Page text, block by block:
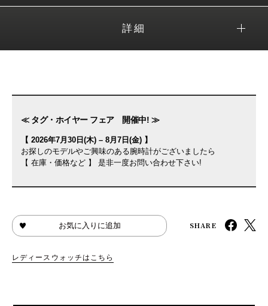
詳細
≪ タグ・ホイヤー フェア 開催中! ≫
【 2026年7月30日(木) – 8月7日(金) 】
お探しのモデルやご興味のある腕時計がございましたら
【 在庫・価格など 】 是非一度お問い合わせ下さい!
お気に入りに追加 SHARE
レディースウォッチはこちら